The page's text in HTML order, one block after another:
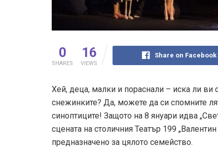
0
SHARES
16
VIEWS
Share on Facebook
Хей, деца, малки и пораснали – иска ли ви
снежинките? Да, можете да си спомните
синоптиците! Защото на 8 януари идва
сцената на столичния Театър 199
предназначено за цялото семейство.